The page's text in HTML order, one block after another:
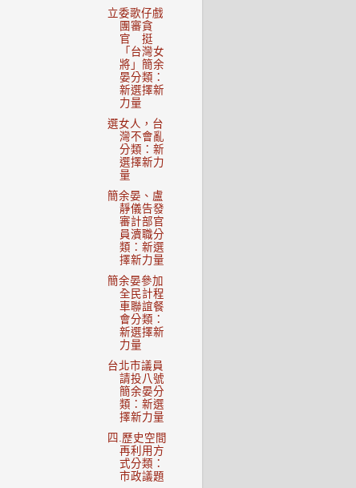
立委歌仔戲
團審貪
官 挺
「台灣女
將」簡余
晏分類：
新選擇新
力量
選女人，台
灣不會亂
分類：新
選擇新力
量
簡余晏、盧
靜儀告發
審計部官
員瀆職分
類：新選
擇新力量
簡余晏參加
全民計程
車聯誼餐
會分類：
新選擇新
力量
台北市議員
請投八號
簡余晏分
類：新選
擇新力量
四.歷史空間
再利用方
式分類：
市政議題